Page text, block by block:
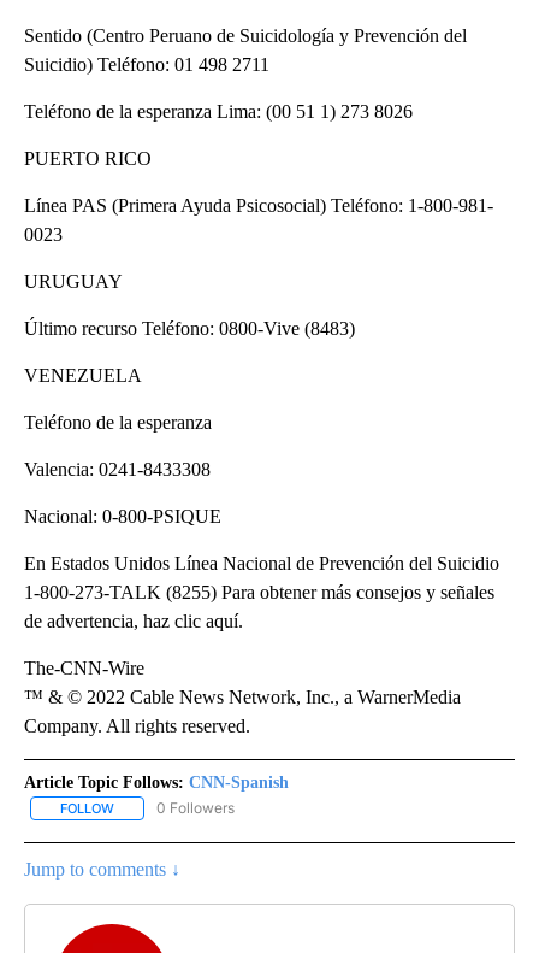
Sentido (Centro Peruano de Suicidología y Prevención del
Suicidio) Teléfono: 01 498 2711
Teléfono de la esperanza Lima: (00 51 1) 273 8026
PUERTO RICO
Línea PAS (Primera Ayuda Psicosocial) Teléfono: 1-800-981-
0023
URUGUAY
Último recurso Teléfono: 0800-Vive (8483)
VENEZUELA
Teléfono de la esperanza
Valencia: 0241-8433308
Nacional: 0-800-PSIQUE
En Estados Unidos Línea Nacional de Prevención del Suicidio
1-800-273-TALK (8255) Para obtener más consejos y señales
de advertencia, haz clic aquí.
The-CNN-Wire
™ & © 2022 Cable News Network, Inc., a WarnerMedia
Company. All rights reserved.
Article Topic Follows: CNN-Spanish
FOLLOW FOLLOW "CNN-SPANISH" TO RECEIVE NOTIFICATIONS ABOUT
0 Followers
Jump to comments ↓